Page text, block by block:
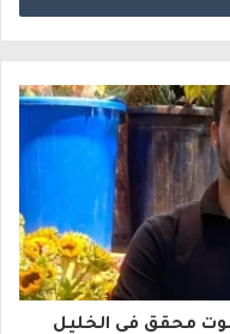
محقق في الخليل